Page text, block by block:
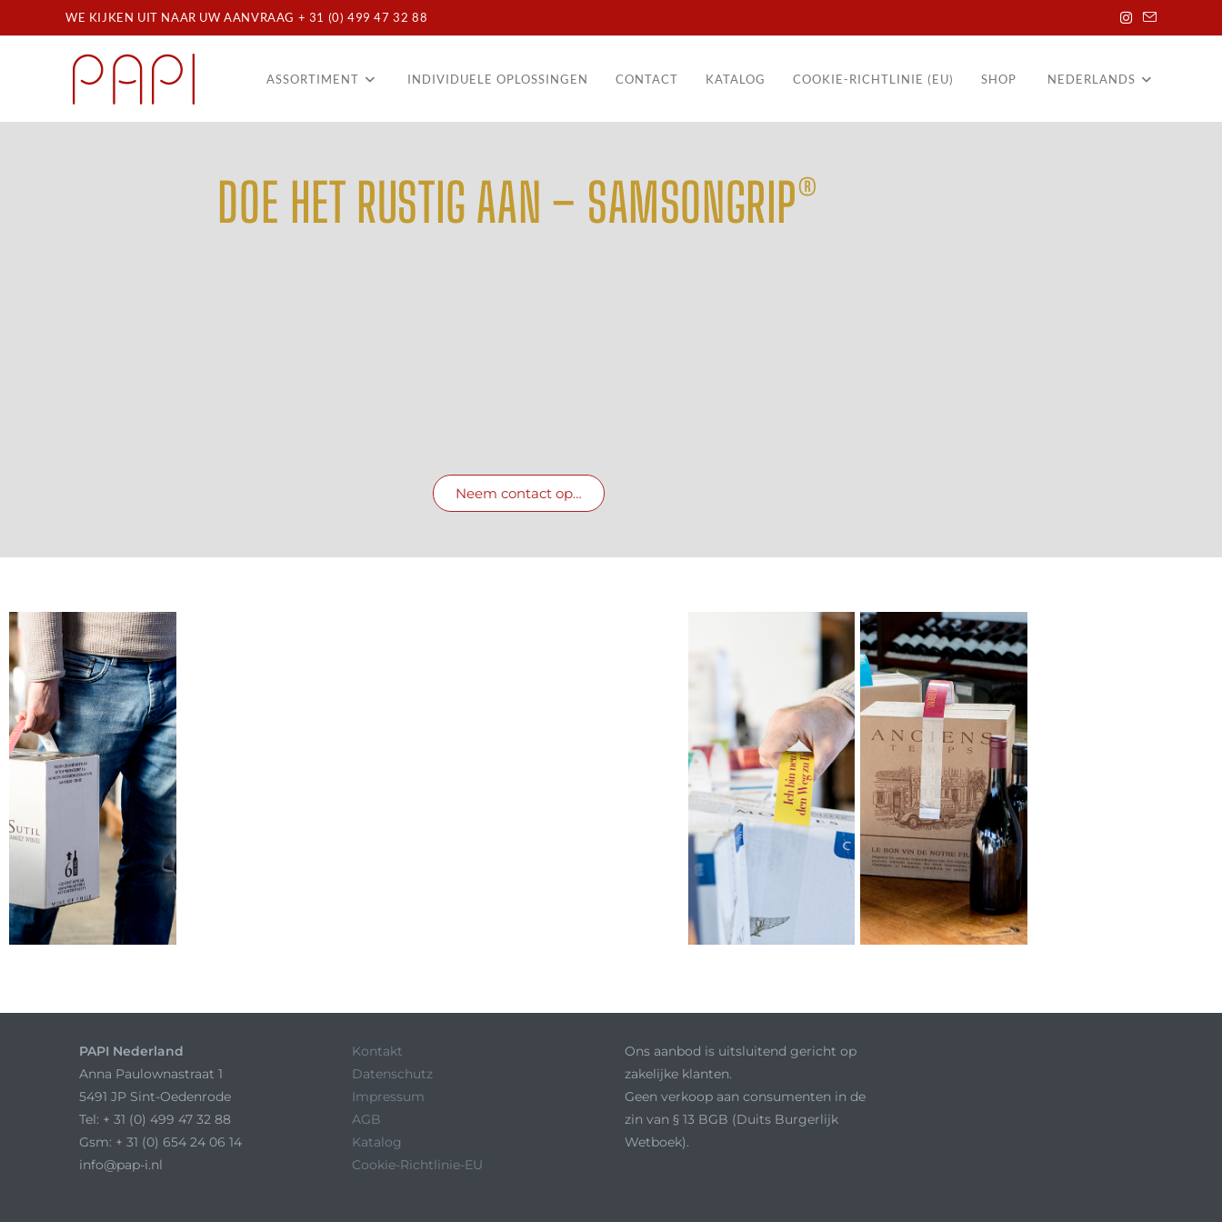
WE KIJKEN UIT NAAR UW AANVRAAG + 31 (0) 499 47 32 88
ASSORTIMENT INDIVIDUELE OPLOSSINGEN CONTACT KATALOG COOKIE-RICHTLINIE (EU) SHOP NEDERLANDS
DOE HET RUSTIG AAN – SAMSONGRIP®
Neem contact op…
PAPI Nederland
Anna Paulownastraat 1
5491 JP Sint-Oedenrode
Tel: + 31 (0) 499 47 32 88
Gsm: + 31 (0) 654 24 06 14
info@pap-i.nl
Kontakt
Datenschutz
Impressum
AGB
Katalog
Cookie-Richtlinie-EU
Ons aanbod is uitsluitend gericht op
zakelijke klanten.
Geen verkoop aan consumenten in de
zin van § 13 BGB (Duits Burgerlijk
Wetboek).